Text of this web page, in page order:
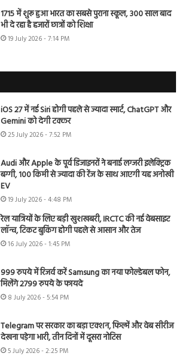
1715 में शुरू हुआ भारत का सबसे पुराना स्कूल, 300 साल बाद
भी दे रहा है हजारों छात्रों को शिक्षा
19 July 2026 - 7:14 PM
iOS 27 में नई Siri होगी पहले से ज्यादा स्मार्ट, ChatGPT और
Gemini को देगी टक्कर
25 July 2026 - 7:52 PM
Audi और Apple के पूर्व डिजाइनरों ने बनाई लग्जरी इलेक्ट्रिक
बग्गी, 100 किमी से ज्यादा की रेंज के साथ आएगी यह अनोखी
EV
19 July 2026 - 4:48 PM
रेल यात्रियों के लिए बड़ी खुशखबरी, IRCTC की नई वेबसाइट
लॉन्च, टिकट बुकिंग होगी पहले से आसान और तेज
16 July 2026 - 1:45 PM
999 रुपये में रिजर्व करें Samsung का नया फोल्डेबल फोन,
मिलेंगे 2799 रुपये के फायदे
8 July 2026 - 5:54 PM
Telegram पर सरकार का बड़ा एक्शन, फिल्में और वेब सीरीज
देखना पड़ेगा भारी, तीन दिनों में दूसरा नोटिस
5 July 2026 - 2:25 PM